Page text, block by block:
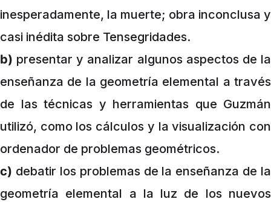
inesperadamente, la muerte; obra inconclusa y
casi inédita sobre Tensegridades.
b) presentar y analizar algunos aspectos de la
enseñanza de la geometría elemental a través
de las técnicas y herramientas que Guzmán
utilizó, como los cálculos y la visualización con
ordenador de problemas geométricos.
c) debatir los problemas de la enseñanza de la
geometría elemental a la luz de los nuevos